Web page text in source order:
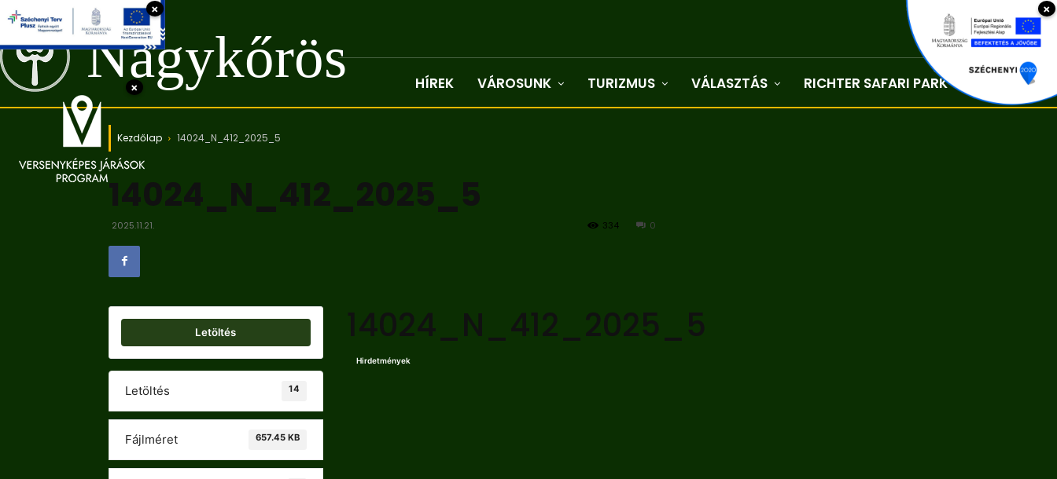
Nagykőrös HÍREK VÁROSUNK TURIZMUS VÁLASZTÁS RICHTER SAFARI PARK Kapcsolat
Kezdőlap 14024_N_412_2025_5
14024_N_412_2025_5
2025.11.21. 0
334
Letöltés
Letöltés 14
Fájlméret 657.45 KB
14024_N_412_2025_5
Hirdetmények
×
×
×